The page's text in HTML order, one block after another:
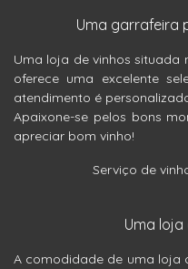
Uma garrafeira
Uma loja de vinhos
oferece uma excelente
atendimento é
Apaixone-se pelos bons
apreciar bom vinho!
Serviço de
Uma loja
A comodidade de uma loja